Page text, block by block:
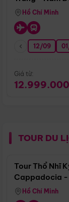
Hồ Chí Minh
12/09
Giá từ:
TOUR DU
Tour Thổ Nhĩ
Cappadocia -
Hồ Chí Minh